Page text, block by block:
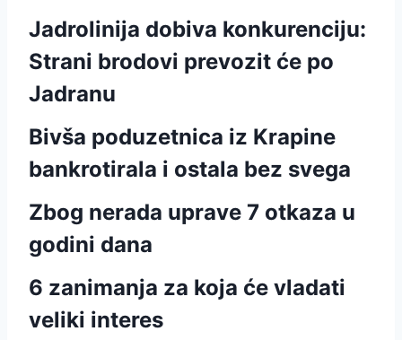
Jadrolinija dobiva konkurenciju:
Strani brodovi prevozit će po
Jadranu
Bivša poduzetnica iz Krapine
bankrotirala i ostala bez svega
Zbog nerada uprave 7 otkaza u
godini dana
6 zanimanja za koja će vladati
veliki interes